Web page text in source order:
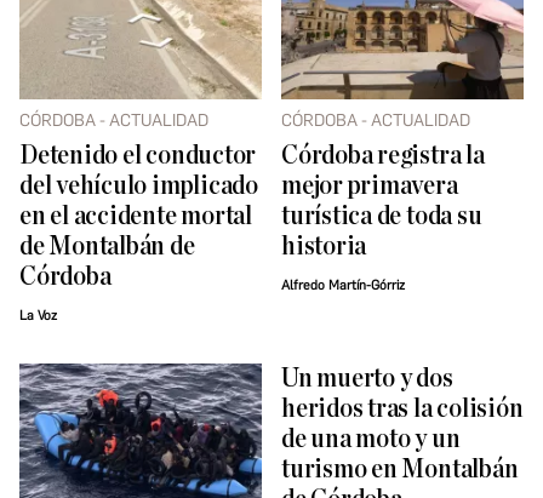
CÓRDOBA - ACTUALIDAD
Detenido el conductor
del vehículo implicado
en el accidente mortal
de Montalbán de
Córdoba
La Voz
CÓRDOBA - ACTUALIDAD
Córdoba registra la
mejor primavera
turística de toda su
historia
Alfredo Martín-Górriz
Un muerto y dos
heridos tras la colisión
de una moto y un
turismo en Montalbán